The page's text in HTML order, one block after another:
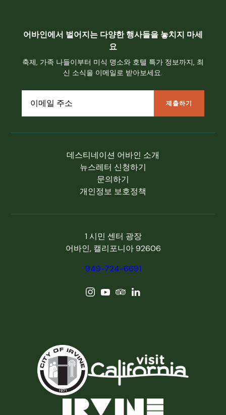
데스티네이션 어바인 소개
뉴스레터 신청하기
문의하기
개인정보 보호정책
1 시민 센터 광장
어바인, 캘리포니아 92606
949-724-6691
어바인에서 벌어지는 다양한 행사들을 놓치지 마세
요
축제, 가족 나들이부터 미식 명소와 호텔 특가 정보까지, 최
신 소식을 이메일로 받아보세요.